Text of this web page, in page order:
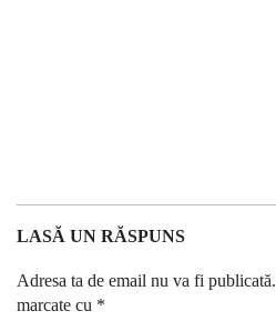
LASĂ UN RĂSPUNS
Adresa ta de email nu va fi publicată.
marcate cu *